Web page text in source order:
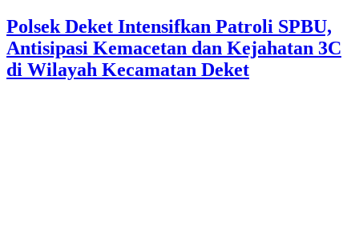
Polsek Deket Intensifkan Patroli SPBU,
Antisipasi Kemacetan dan Kejahatan 3C
di Wilayah Kecamatan Deket